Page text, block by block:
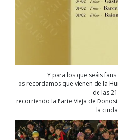
Y para los que seáis fans
os recordamos que vienen de la
de las
recorriendo la Parte Vieja de
la